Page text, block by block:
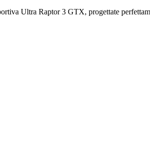
Ultra Raptor 3 GTX, progettate